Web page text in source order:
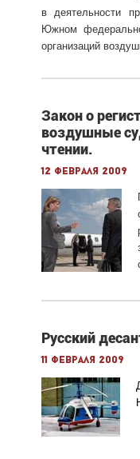
в деятельности
Южном
организаций
Закон о
воздушные
чтении.
12 февраля 2009
Русский
11 февраля 2009